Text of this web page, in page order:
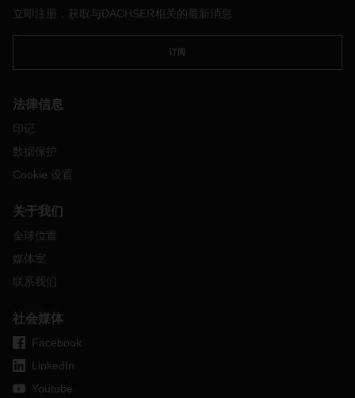
费率将在未来几个月维持在较高水平。
网络联运已于六月份建立，服务连接香港和墨西哥。
关于这项服务的信息。
请单击下面的按钮以阅读最新的供需和石油开发指数。
如果您需要任何关于
联系人联系。
立即注册，获取与DACHSER相关的最新消息
订阅
法律信息
印记
数据保护
Cookie 设置
关于我们
全球位置
媒体室
联系我们
社会媒体
Facebook
LinkedIn
Youtube